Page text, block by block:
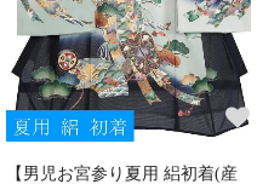
【男児お宮参り夏用 絽初着(産